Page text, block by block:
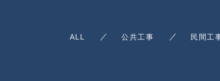
ALL 公共工事 民間工